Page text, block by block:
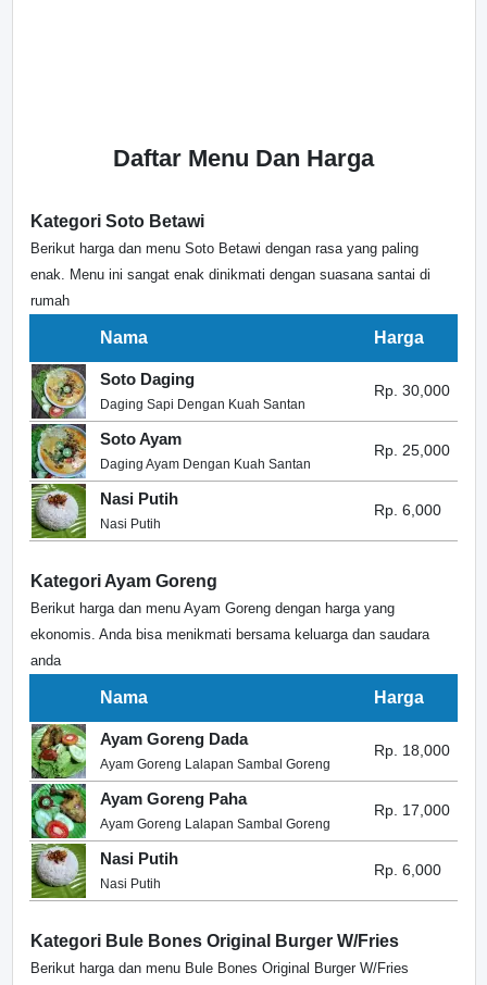
Daftar Menu Dan Harga
Kategori Soto Betawi
Berikut harga dan menu Soto Betawi dengan rasa yang paling
enak. Menu ini sangat enak dinikmati dengan suasana santai di
rumah
Nama Harga
Soto Daging
Daging Sapi Dengan Kuah Santan
Rp. 30,000
Soto Ayam
Daging Ayam Dengan Kuah Santan
Rp. 25,000
Nasi Putih
Nasi Putih
Rp. 6,000
Kategori Ayam Goreng
Berikut harga dan menu Ayam Goreng dengan harga yang
ekonomis. Anda bisa menikmati bersama keluarga dan saudara
anda
Nama Harga
Ayam Goreng Dada
Ayam Goreng Lalapan Sambal Goreng
Rp. 18,000
Ayam Goreng Paha
Ayam Goreng Lalapan Sambal Goreng
Rp. 17,000
Nasi Putih
Nasi Putih
Rp. 6,000
Kategori Bule Bones Original Burger W/Fries
Berikut harga dan menu Bule Bones Original Burger W/Fries